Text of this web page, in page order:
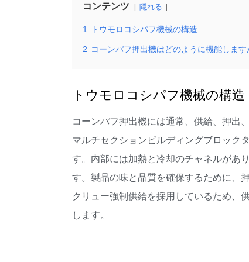
コンテンツ 隠れる
1 トウモロコシパフ機械の構造
2 コーンパフ押出機はどのように機能します
トウモロコシパフ機械の構造
コーンパフ押出機には通常、供給、押出
マルチセクションビルディングブロック
す。内部には加熱と冷却のチャネルがあ
す。製品の味と品質を確保するために、
クリュー強制供給を採用しているため、
します。